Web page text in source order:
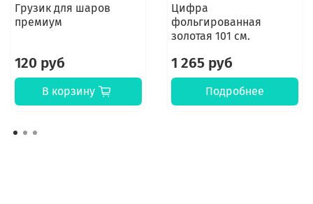
Грузик для шаров
премиум
120 руб
В корзину
Цифра
фольгированная
золотая 101 см.
1 265 руб
Подробнее